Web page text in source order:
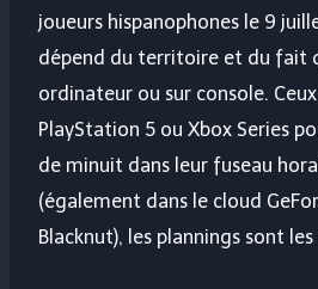
joueurs hispanophones le 9
dépend du territoire et du fait
ordinateur ou sur console.
PlayStation 5 ou Xbox Series
de minuit dans leur fuseau
(également dans le cloud
Blacknut), les plannings sont les